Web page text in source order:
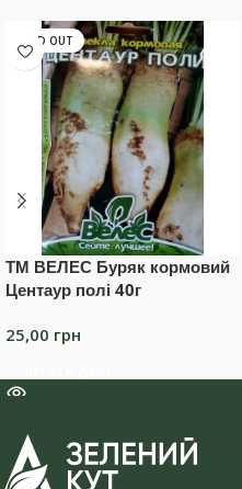
SOLD OUT
ТМ ВЕЛЕС Буряк кормовий
Центаур полі 40г
25,00 грн